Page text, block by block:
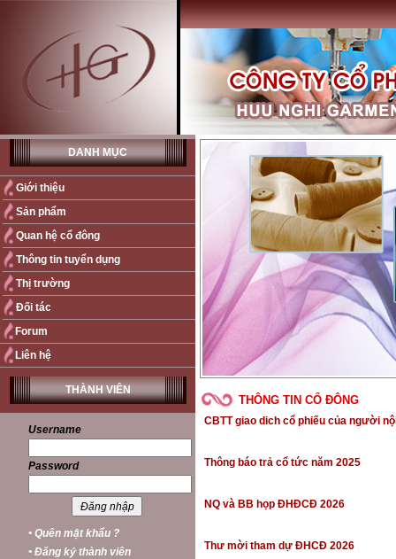
DANH MỤC
Giới thiệu
Sản phẩm
Quan hệ cổ đông
Thông tin tuyển dụng
Thị trường
Đối tác
Forum
Liên hệ
THÀNH VIÊN
Username
Password
• Quên mật khẩu ?
• Đăng ký thành viên
THÔNG TIN CỔ ĐÔNG
CBTT giao dich cổ phiếu của người
Thông báo trả cổ tức năm 2025
NQ và BB họp ĐHĐCĐ 2026
Thư mời tham dự ĐHCĐ 2026